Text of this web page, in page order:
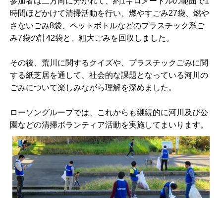
時間ほどかけて清掃活動を行い、燃やすごみ27袋、燃や
さないごみ8袋、ペットボトルなどのプラスチック系ご
み7袋の計42袋と、粗大ごみを回収しました。
その後、荒川に関するクイズや、プラスチックごみに関
する紙芝居を通して、社会的な課題となっている河川の
ごみについて楽しみながら理解を深めました。
ローソングループでは、これからも継続的に河川及び公
園などの清掃ボランティア活動を実施してまいります。